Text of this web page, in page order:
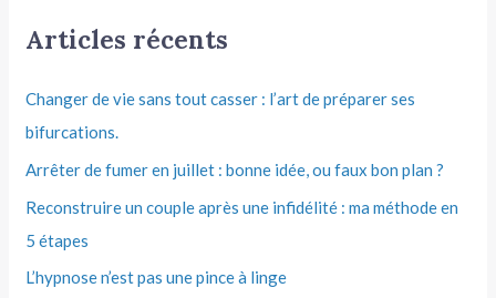
Articles récents
Changer de vie sans tout casser : l’art de préparer ses
bifurcations.
Arrêter de fumer en juillet : bonne idée, ou faux bon plan ?
Reconstruire un couple après une infidélité : ma méthode en
5 étapes
L’hypnose n’est pas une pince à linge